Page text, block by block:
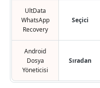
UltData
WhatsApp
Recovery
Seçici
Android
Dosya
Yöneticisi
Sıradan